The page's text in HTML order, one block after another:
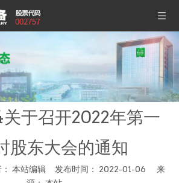
于召开2022年第一
股东大会的通知
本站编辑 发布时间： 2022-01-06 来